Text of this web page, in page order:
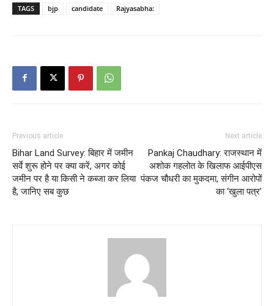
TAGS bjp candidate Rajyasabha:
Previous article
Bihar Land Survey: बिहार में जमीन
सर्वे शुरू होने पर क्या करें, अगर कोई
जमीन पर है या किसी ने कब्जा कर लिया
है, जानिए सब कुछ
Next article
Pankaj Chaudhary: राजस्थान में
अशोक गहलोत के खिलाफ आईपीएस
पंकज चौधरी का मुकदमा, संगीन आरोपों
का ‘खुला पत्र’